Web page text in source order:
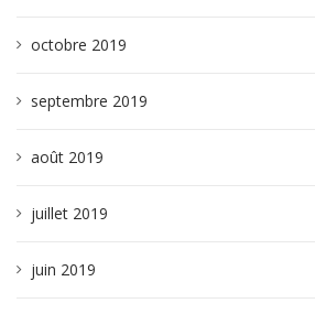
octobre 2019
septembre 2019
août 2019
juillet 2019
juin 2019